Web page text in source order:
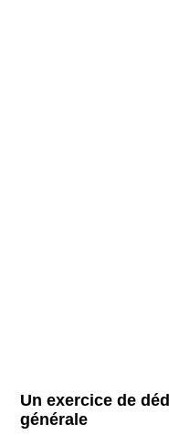
Un exercice de
générale